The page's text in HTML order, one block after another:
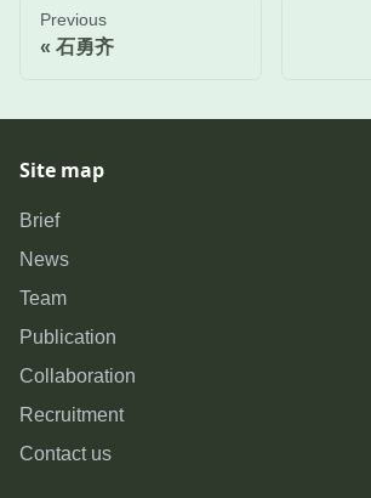
Previous
石勇齐
Site map
Brief
News
Team
Publication
Collaboration
Recruitment
Contact us